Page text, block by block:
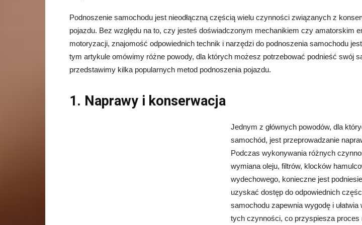
Podnoszenie samochodu jest nieodłączną częścią wielu czynności związanych z
pojazdu. Bez względu na to, czy jesteś doświadczonym mechanikiem czy amatorskim
motoryzacji, znajomość odpowiednich technik i narzędzi do podnoszenia samochodu
tym artykule omówimy różne powody, dla których możesz potrzebować podnieść swój
przedstawimy kilka popularnych metod podnoszenia pojazdu.
1. Naprawy i konserwacja
Jednym z głównych powodów, dla
samochód, jest przeprowadzanie
Podczas wykonywania różnych
wymiana oleju, filtrów, klocków
wydechowego, konieczne jest
uzyskać dostęp do odpowiednich
samochodu zapewnia wygodę i
tych czynności, co przyspiesza proces